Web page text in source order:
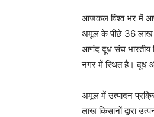
आजकल विश्व भर में
अमूल के पीछे 36 लाख
आणंद दूध संघ भारतीय
नगर में स्थित है। दूध
अमूल में उत्पादन
लाख किसानों द्वारा